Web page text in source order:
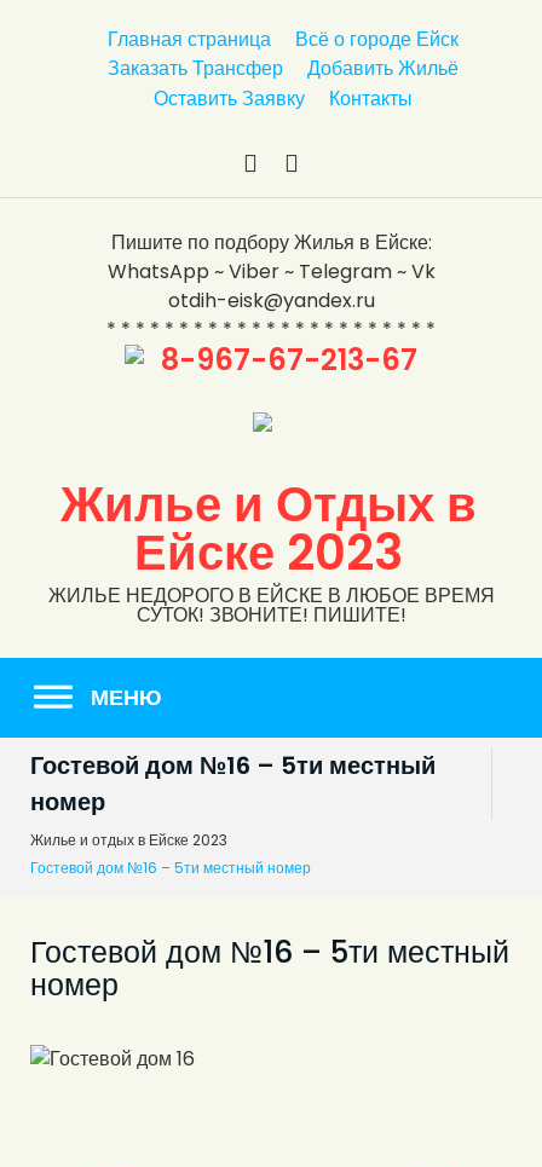
Главная страница
Всё о городе Ейск
Заказать Трансфер
Добавить Жильё
Оставить Заявку
Контакты
В
о
н
т
а
к
е
Y
u
T
u
b
e
Пишите по подбору Жилья в Ейске:
WhatsApp ~ Viber ~ Telegram ~ Vk
otdih-eisk@yandex.ru
* * * * * * * * * * * * * * * * * * * * * * *
8-967-67-213-67
Жилье и Отдых в
Ейске 2023
ЖИЛЬЕ НЕДОРОГО В ЕЙСКЕ В ЛЮБОЕ ВРЕМЯ
СУТОК! ЗВОНИТЕ! ПИШИТЕ!
МЕНЮ
Гостевой дом №16 – 5ти местный
номер
Жилье и отдых в Ейске 2023
Гостевой дом №16 – 5ти местный номер
Гостевой дом №16 – 5ти местный
номер